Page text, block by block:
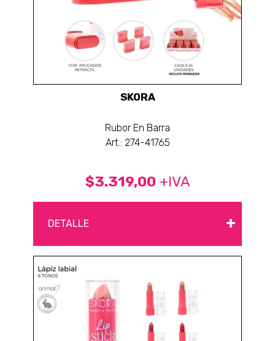
SKORA
Rubor En Barra
Art.: 274-41765
$3.319,00 +IVA
DETALLE +